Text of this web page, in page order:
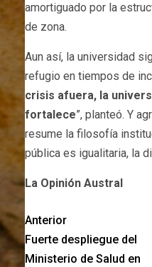
amortiguado por la
de zona.
Aun así, la universidad
refugio en tiempos de
crisis afuera, la
fortalece”, planteó. Y
resume la filosofía
pública es igualitaria, la
La Opinión Austral
Anterior
Fuerte despliegue del
Ministerio de Salud en